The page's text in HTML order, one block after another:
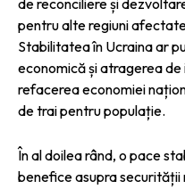
pentru alte regiuni
Stabilitatea în Ucraina ar
economică și atragerea
refacerea economiei
de trai pentru populație.
În al doilea rând, o pace
benefice asupra securității